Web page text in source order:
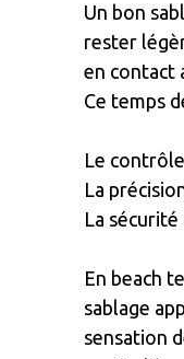
Un bon
rester
en contact
Ce temps
Le
La
La sécurité
En beach
sablage
sensation